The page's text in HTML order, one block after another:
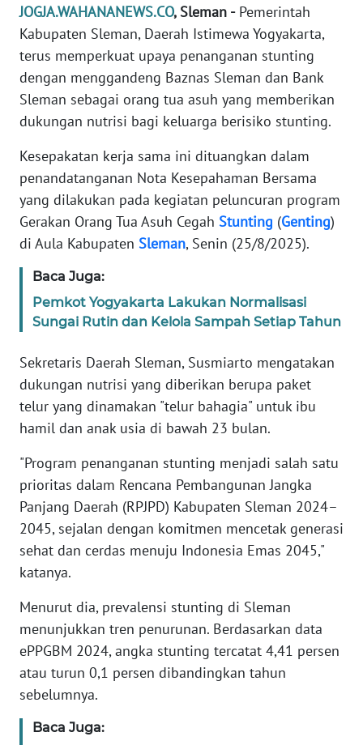
JOGJA.WAHANANEWS.CO, Sleman -Pemerintah
Kabupaten Sleman, Daerah Istimewa Yogyakarta,
terus memperkuat upaya penanganan stunting
dengan menggandeng Baznas Sleman dan Bank
Sleman sebagai orang tua asuh yang memberikan
dukungan nutrisi bagi keluarga berisiko stunting.
Kesepakatan kerja sama ini dituangkan dalam
penandatanganan Nota Kesepahaman Bersama
yang dilakukan pada kegiatan peluncuran program
Gerakan Orang Tua Asuh Cegah Stunting (Genting)
di Aula Kabupaten Sleman, Senin (25/8/2025).
Baca Juga:
Pemkot Yogyakarta Lakukan Normalisasi
Sungai Rutin dan Kelola Sampah Setiap Tahun
Sekretaris Daerah Sleman, Susmiarto mengatakan
dukungan nutrisi yang diberikan berupa paket
telur yang dinamakan "telur bahagia" untuk ibu
hamil dan anak usia di bawah 23 bulan.
"Program penanganan stunting menjadi salah satu
prioritas dalam Rencana Pembangunan Jangka
Panjang Daerah (RPJPD) Kabupaten Sleman 2024–
2045, sejalan dengan komitmen mencetak generasi
sehat dan cerdas menuju Indonesia Emas 2045,"
katanya.
Menurut dia, prevalensi stunting di Sleman
menunjukkan tren penurunan. Berdasarkan data
ePPGBM 2024, angka stunting tercatat 4,41 persen
atau turun 0,1 persen dibandingkan tahun
sebelumnya.
Baca Juga:
REDAKSI
KARIR
DISCLAIMER
News
WN
SUMUT
WN
WN
BANTEN
NTT
WN
KEPRI
WN
WN
PAPUA
BARAT
RIAU